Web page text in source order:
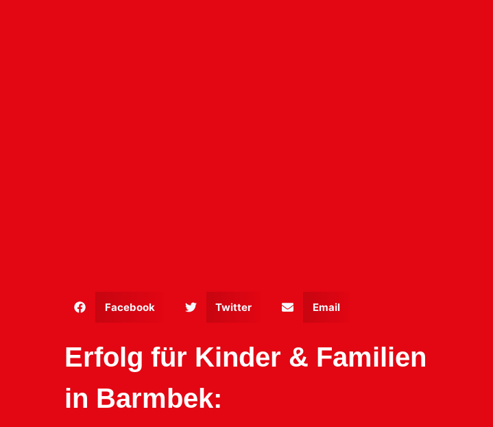
Facebook Twitter Email
Erfolg für Kinder & Familien
in Barmbek: